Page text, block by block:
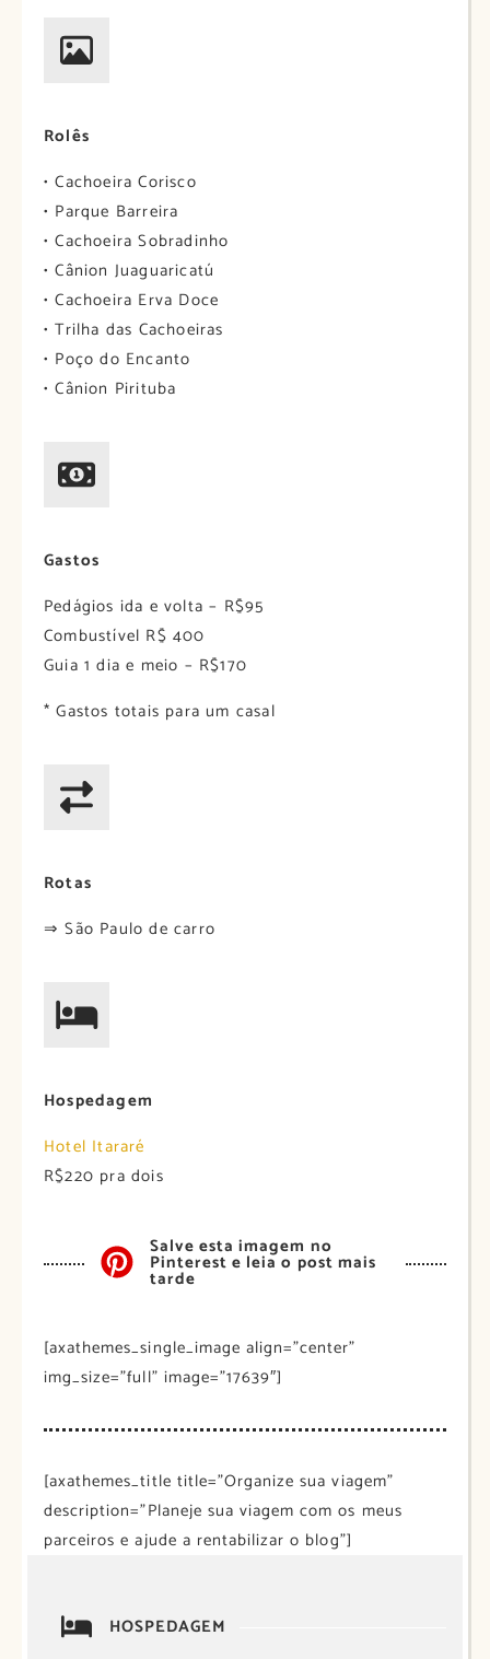
Rolês
• Cachoeira Corisco
• Parque Barreira
• Cachoeira Sobradinho
• Cânion Juaguaricatú
• Cachoeira Erva Doce
• Trilha das Cachoeiras
• Poço do Encanto
• Cânion Pirituba
Gastos
Pedágios ida e volta – R$95
Combustível R$ 400
Guia 1 dia e meio – R$170
* Gastos totais para um casal
Rotas
⇒ São Paulo de carro
Hospedagem
Hotel Itararé
R$220 pra dois
Salve esta imagem no
Pinterest e leia o post mais
tarde
[axathemes_single_image align=”center”
img_size=”full” image=”17639″]
[axathemes_title title=”Organize sua viagem”
description=”Planeje sua viagem com os meus
parceiros e ajude a rentabilizar o blog”]
HOSPEDAGEM